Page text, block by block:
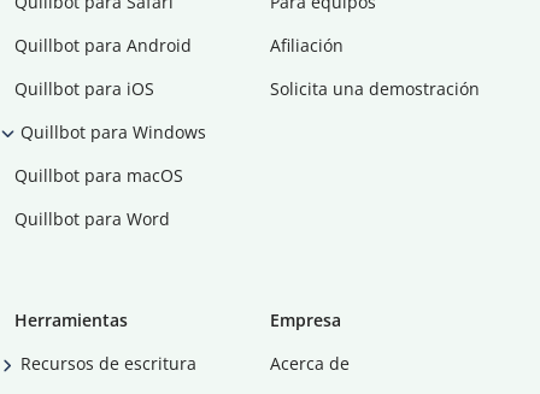
Quillbot para Android
Quillbot para iOS
Quillbot para Windows
Quillbot para macOS
Quillbot para Word
Afiliación
Solicita una demostración
Herramientas
Recursos de escritura
Empresa
Acerca de